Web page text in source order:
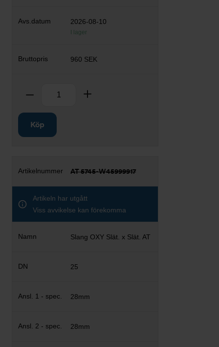
2026-08-10
I lager
960 SEK
Ta bort
Köp
AT 5745-W45999917
Artikeln har utgått
Viss avvikelse kan förekomma
Slang OXY Slät. x Slät. AT
25
28mm
28mm